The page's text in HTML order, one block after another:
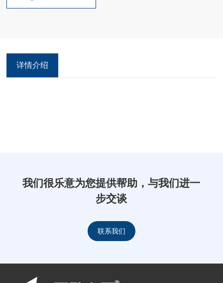
详情介绍
我们很乐意为您提供帮助，与我们进一
步交谈
联系我们